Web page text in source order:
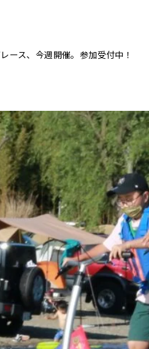
ース、今週開催。参加受付中！